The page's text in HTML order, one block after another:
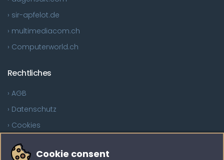
› sir-apfelot.de
› multimediacom.ch
› Computerworld.ch
Rechtliches
› AGB
› Datenschutz
› Cookies
Sind Sie auf der Suche?
Cookie consent